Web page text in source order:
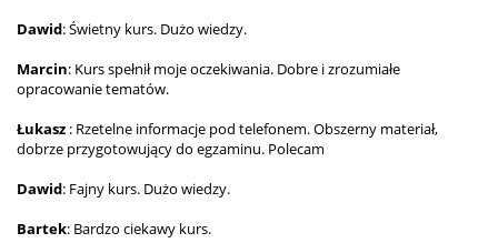
Dawid: Świetny kurs. Dużo wiedzy.
Marcin: Kurs spełnił moje oczekiwania. Dobre i zrozumiałe
opracowanie tematów.
Łukasz : Rzetelne informacje pod telefonem. Obszerny materiał,
dobrze przygotowujący do egzaminu. Polecam
Dawid: Fajny kurs. Dużo wiedzy.
Bartek: Bardzo ciekawy kurs.